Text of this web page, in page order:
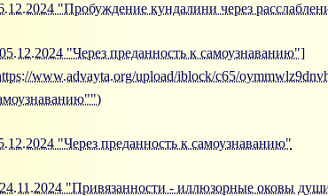
"Пробуждение кундалини через
"Через преданность к самоузнаванию"]
www.advayta.org/upload/iblock/c65/
"Через преданность к самоузнаванию"
"Привязанности - иллюзорные оковы